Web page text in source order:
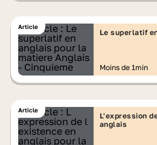
Article
Le superlatif
Moins de 1min
Article
L'expression
anglais